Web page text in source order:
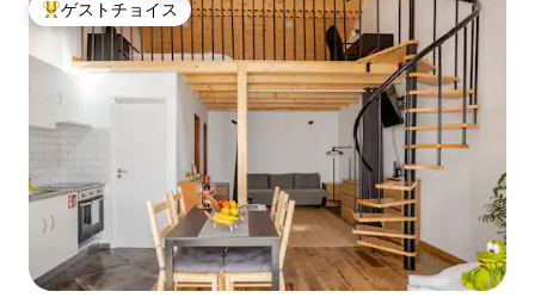
大好評のゲストチョイスです。
ゲストチョイス